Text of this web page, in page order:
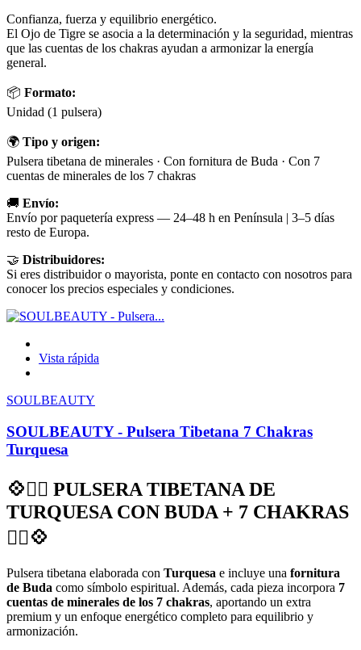
Confianza, fuerza y equilibrio energético.
El Ojo de Tigre se asocia a la determinación y la seguridad, mientras
que las cuentas de los chakras ayudan a armonizar la energía
general.
📦 Formato:
Unidad (1 pulsera)
🌍 Tipo y origen:
Pulsera tibetana de minerales · Con fornitura de Buda · Con 7
cuentas de minerales de los 7 chakras
🚚 Envío:
Envío por paquetería express — 24–48 h en Península | 3–5 días
resto de Europa.
🤝 Distribuidores:
Si eres distribuidor o mayorista, ponte en contacto con nosotros para
conocer los precios especiales y condiciones.
Vista rápida
SOULBEAUTY
SOULBEAUTY - Pulsera Tibetana 7 Chakras
Turquesa
💠🧘‍♀️ PULSERA TIBETANA DE
TURQUESA CON BUDA + 7 CHAKRAS
🧘‍♀️💠
Pulsera tibetana elaborada con Turquesa e incluye una fornitura
de Buda como símbolo espiritual. Además, cada pieza incorpora 7
cuentas de minerales de los 7 chakras, aportando un extra
premium y un enfoque energético completo para equilibrio y
armonización.